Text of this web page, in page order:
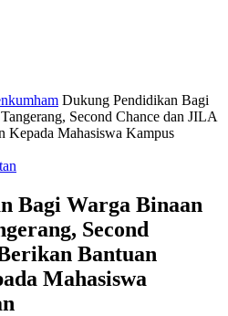
Dukung Pendidikan Bagi
Second Chance dan JILA
Kepada Mahasiswa Kampus
Bagi Warga Binaan
Second
Bantuan
Mahasiswa